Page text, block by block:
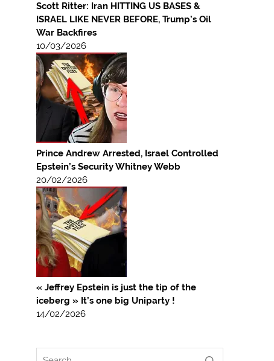
Scott Ritter: Iran HITTING US BASES &
ISRAEL LIKE NEVER BEFORE, Trump’s Oil
War Backfires
10/03/2026
Prince Andrew Arrested, Israel Controlled
Epstein’s Security Whitney Webb
20/02/2026
« Jeffrey Epstein is just the tip of the
iceberg » It’s one big Uniparty !
14/02/2026